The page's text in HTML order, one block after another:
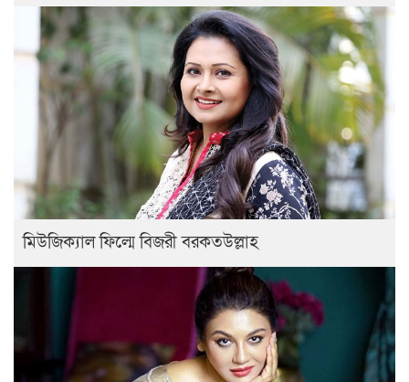
মিউজিক্যাল ফিল্মে বিজরী বরকতউল্লাহ